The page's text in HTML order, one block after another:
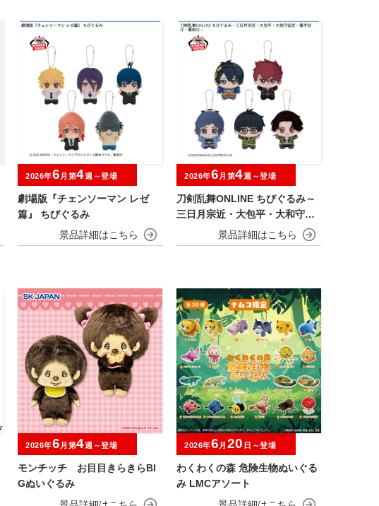
劇場版『チェンソーマン レゼ
篇』 ちびぐるみ
2026年6 月第4週～登場
刀剣乱舞ONLINE ちびぐるみ～
三日月宗近・大包平・大和守安
定・篭手切江・豊前江～
2026年6 月第4週～登場
モンチッチ お目目きらきらBI
Gぬいぐるみ
2026年6 月第4週～登場
わくわくの森 危険生物ぬいぐる
み LMCアソート
2026年6 月 20 日～登場